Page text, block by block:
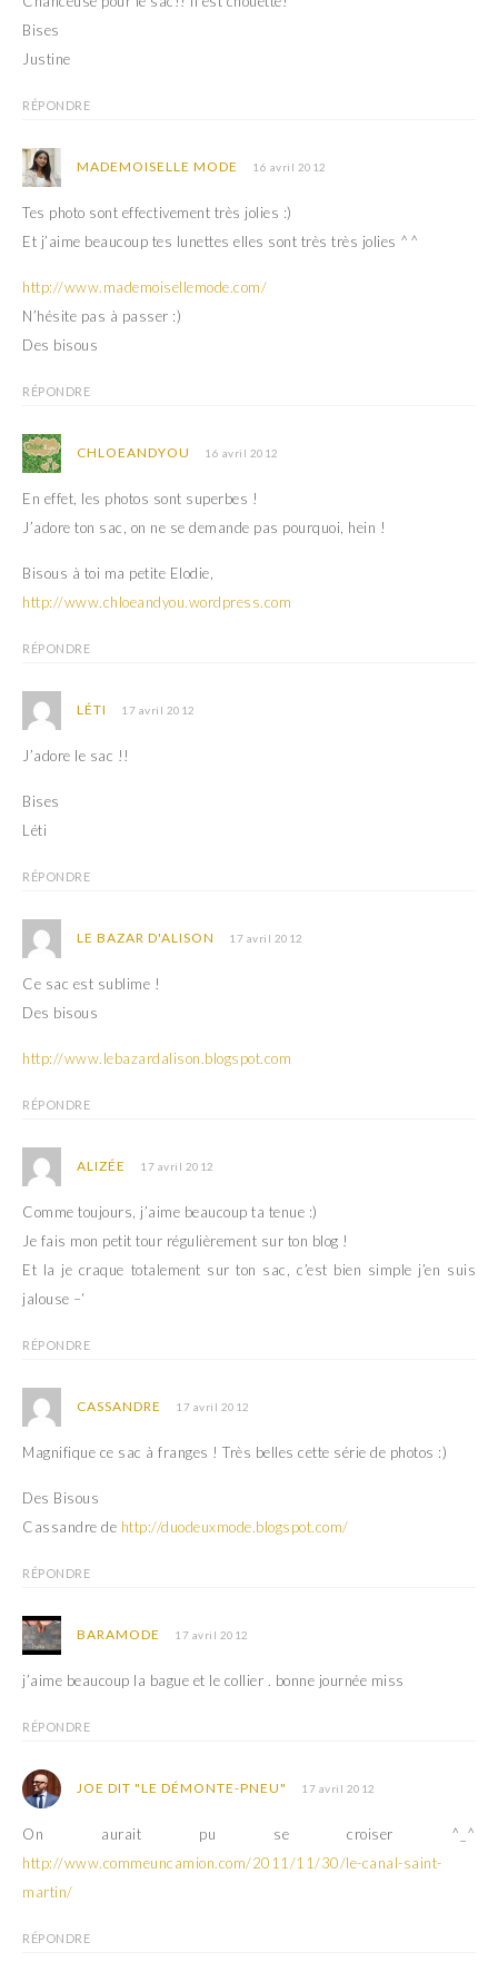
Bises
Justine
RÉPONDRE
MADEMOISELLE MODE 16 avril 2012
Tes photo sont effectivement très jolies :)
Et j’aime beaucoup tes lunettes elles sont très très jolies ^^
http://www.mademoisellemode.com/
N’hésite pas à passer :)
Des bisous
RÉPONDRE
CHLOEANDYOU 16 avril 2012
En effet, les photos sont superbes !
J’adore ton sac, on ne se demande pas pourquoi, hein !
Bisous à toi ma petite Elodie,
http://www.chloeandyou.wordpress.com
RÉPONDRE
LÉTI 17 avril 2012
J’adore le sac !!
Bises
Léti
RÉPONDRE
LE BAZAR D'ALISON 17 avril 2012
Ce sac est sublime !
Des bisous
http://www.lebazardalison.blogspot.com
RÉPONDRE
ALIZÉE 17 avril 2012
Comme toujours, j’aime beaucoup ta tenue :)
Je fais mon petit tour régulièrement sur ton blog !
Et la je craque totalement sur ton sac, c’est bien simple j’en suis
jalouse –‘
RÉPONDRE
CASSANDRE 17 avril 2012
Magnifique ce sac à franges ! Très belles cette série de photos :)
Des Bisous
Cassandre de http://duodeuxmode.blogspot.com/
RÉPONDRE
BARAMODE 17 avril 2012
j’aime beaucoup la bague et le collier . bonne journée miss
RÉPONDRE
JOE DIT "LE DÉMONTE-PNEU" 17 avril 2012
On aurait pu se croiser ^_^
http://www.commeuncamion.com/2011/11/30/le-canal-saint-
martin/
RÉPONDRE